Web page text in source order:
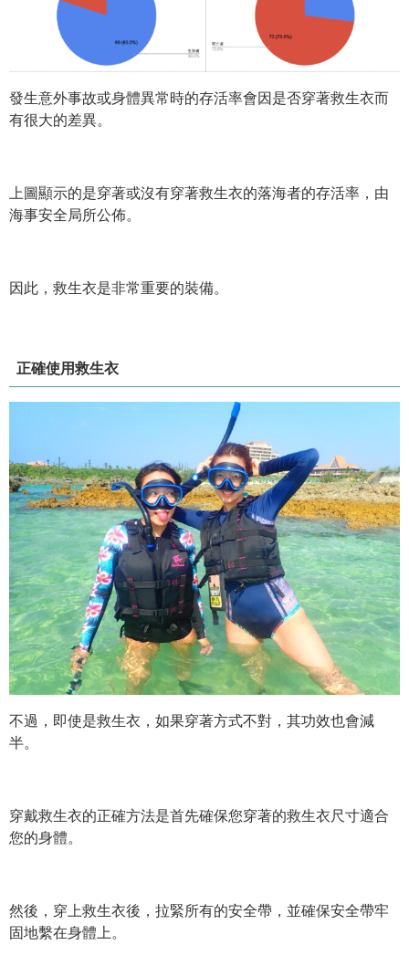
發生意外事故或身體異常時的存活率會因是否穿著救生衣而
有很大的差異。
上圖顯示的是穿著或沒有穿著救生衣的落海者的存活率，由
海事安全局所公佈。
因此，救生衣是非常重要的裝備。
正確使用救生衣
不過，即使是救生衣，如果穿著方式不對，其功效也會減
半。
穿戴救生衣的正確方法是首先確保您穿著的救生衣尺寸適合
您的身體。
然後，穿上救生衣後，拉緊所有的安全帶，並確保安全帶牢
固地繫在身體上。